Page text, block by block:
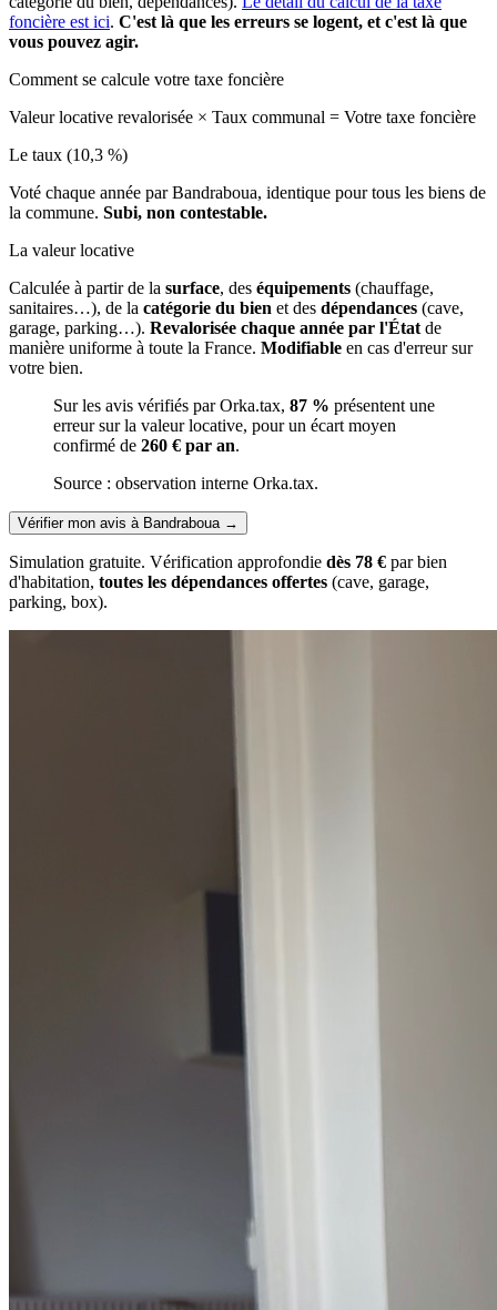
foncière est ici. C'est là que les erreurs se logent, et c'est là que
vous pouvez agir.
Comment se calcule votre taxe foncière
Valeur locative revalorisée × Taux communal = Votre taxe foncière
Le taux (10,3 %)
Voté chaque année par Bandraboua, identique pour tous les biens de
la commune. Subi, non contestable.
La valeur locative
Calculée à partir de la surface, des équipements (chauffage,
sanitaires…), de la catégorie du bien et des dépendances (cave,
garage, parking…). Revalorisée chaque année par l'Étatde
manière uniforme à toute la France. Modifiable en cas d'erreur sur
votre bien.
Sur les avis vérifiés par Orka.tax, 87 % présentent une
erreur sur la valeur locative, pour un écart moyen
confirmé de 260 € par an.
Source : observation interne Orka.tax.
Vérifier mon avis à Bandraboua→
Simulation gratuite. Vérification approfondie dès 78 € par bien
d'habitation, toutes les dépendances offertes (cave, garage,
parking, box).